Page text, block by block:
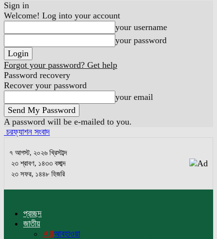
Sign in
Welcome! Log into your account
your username
your password
Forgot your password? Get help
Password recovery
Recover your password
your email
A password will be e-mailed to you.
চরফ্যাশন সংবাদ
৭ আগস্ট, ২০২৬ খ্রিস্টাব্দ
২৩ শ্রাবণ, ১৪৩৩ বঙ্গাব্দ
২৩ সফর, ১৪৪৮ হিজরি
প্রচ্ছদ
জাতীয়
Allআবহাওয়া